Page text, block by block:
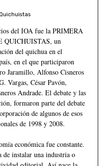
del IOA fue la PRIMERA
QUICHUISTAS, un
del quichua en el
en el que participaron
Jaramillo, Alfonso Cisneros
Vargas, César Pavón,
Andrade. El debate y las
formaron parte del debate
de algunos de esos
de 1998 y 2008.
económica fue constante.
instalar una industria o